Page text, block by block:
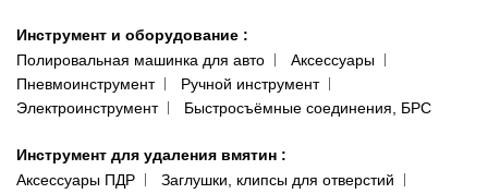
Инструмент и оборудование :
Полировальная машинка для авто
Аксессуары
Пневмоинструмент
Ручной инструмент
Электроинструмент
Быстросъёмные соединения, БРС
Инструмент для удаления вмятин :
Аксессуары ПДР
Заглушки, клипсы для отверстий